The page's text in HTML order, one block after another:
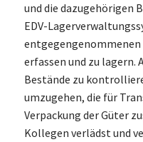
und die dazugehörigen
EDV-
erfassen und zu lagern.
Bestände zu
umzugehen, die für
Verpackung der Güter
Kollegen verlädst und